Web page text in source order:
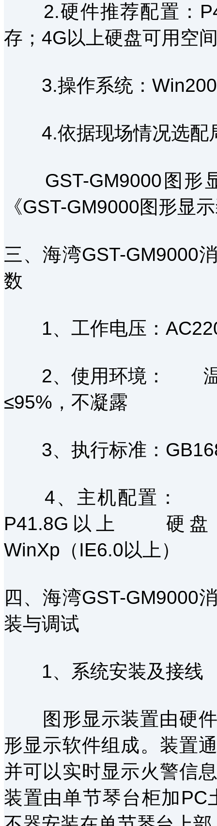
2.硬件推荐配置：
存；4G以上硬盘可用空
3.操作系统：
4.依据现场情况选配
GST-GM9000图形
《GST-GM9000图形显
三、海湾GST-GM9000
数
1、工作电压：
2、使用环境： 温
≤95%，不凝露
3、执行标准：
4、主机配置：
P41.8G以上 硬
WinXp（IE6.0以上）
四、海湾GST-GM9000
装与调试
1、系统安装及接线
图形显示装置由硬件
形显示软件组成。装置
并可以实时显示火警信
装置由单节琴台柜加PC